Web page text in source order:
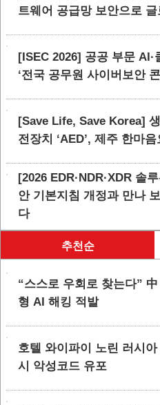
트웨어 공급망 보안으로
[ISEC 2026] 공공 부문
‘전국 공무원 사이버보안
[Save Life, Save Korea]
전장치 ‘AED’, 제주 한마
[2026 EDR·NDR·XDR 솔
안 기본지침 개정과 만나
다
추천순
“스스로 우회로 찾는다”
형 AI 해킹 적발
호텔 와이파이 노린 러시
시 악성코드 유포